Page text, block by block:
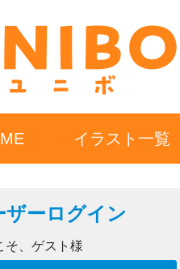
イラスト一覧
ザーログイン
そ、ゲスト様